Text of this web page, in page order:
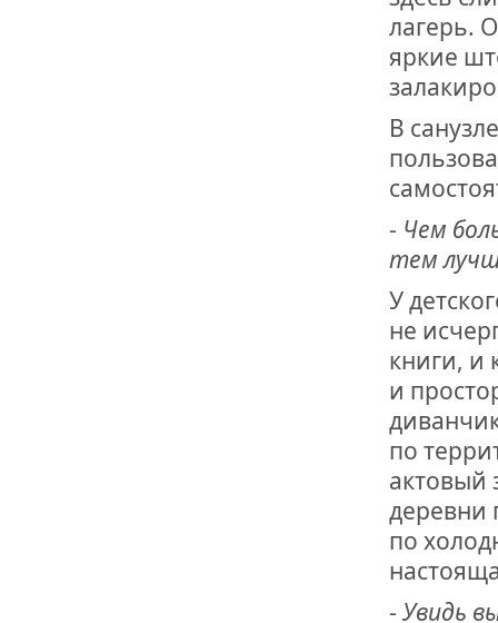
лагерь.
яркие
В
- Чем
тем
У
не
книги, и
и
по
актовый
деревни
по
- Увидь